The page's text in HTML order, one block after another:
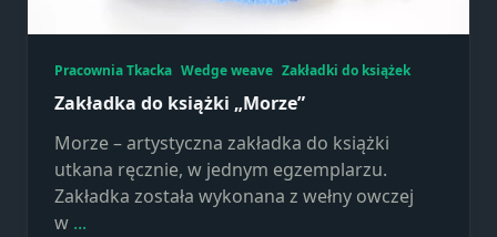
Pracownia Tkacka Wedge weave Zakładki do książek
Zakładka do książki „Morze”
Morze – artystyczna zakładka do książki
utkana ręcznie, w jednym egzemplarzu.
Zakładka została wykonana z wełny owczej
w ...
do
funkcjonowania
internetowej.
Statystyka
Abyśmy mogli
poprawić